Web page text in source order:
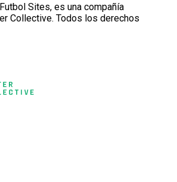
Sites, es una compañía
Collective. Todos los derechos